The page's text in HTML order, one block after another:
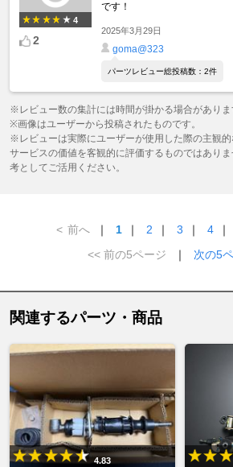
4
2
です！
2025年3月29日
goma@323
パーツレビュー総投稿数：2件
※レビュー数の集計には時間が掛かる場合がありま
※画像はユーザーから投稿されたものです。
※レビューは実際にユーザーが使用した際の主観的
サービスの価値を客観的に評価するものではあり
考としてご活用ください。
< 前へ ｜ 1 ｜ 2 ｜ 3 ｜ 4 ｜
<< 前の5ページ
｜ 次の5
関連するパーツ・商品
4.83